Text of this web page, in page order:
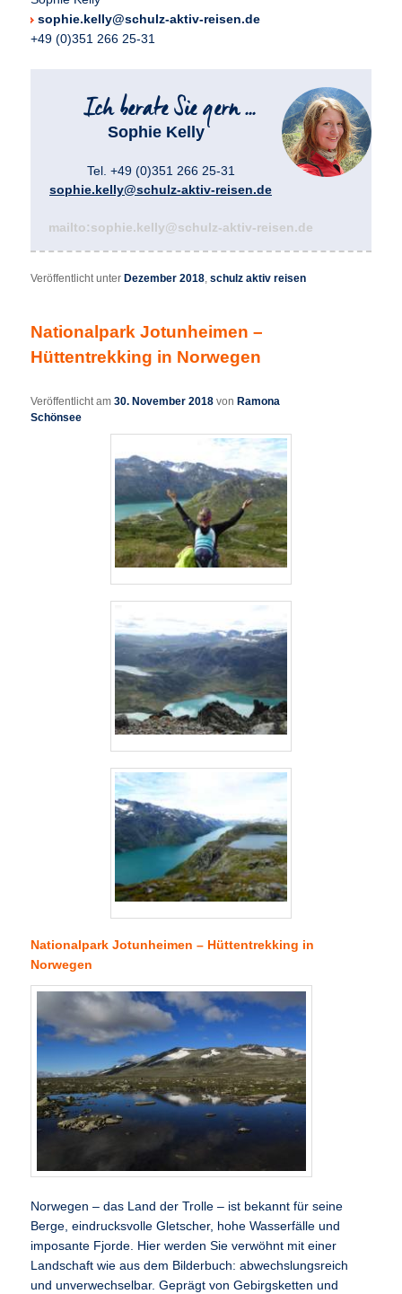
sophie.kelly@schulz-aktiv-reisen.de
+49 (0)351 266 25-31
Sophie Kelly
Tel. +49 (0)351 266 25-31
sophie.kelly@schulz-aktiv-reisen.de
mailto:sophie.kelly@schulz-aktiv-reisen.de
Veröffentlicht unter Dezember 2018,schulz aktiv reisen
Nationalpark Jotunheimen –
Hüttentrekking in Norwegen
Veröffentlicht am30. November 2018 vonRamona
Schönsee
Nationalpark Jotunheimen – Hüttentrekking in
Norwegen
Norwegen – das Land der Trolle – ist bekannt für seine
Berge, eindrucksvolle Gletscher, hohe Wasserfälle und
imposante Fjorde. Hier werden Sie verwöhnt mit einer
Landschaft wie aus dem Bilderbuch: abwechslungsreich
und unverwechselbar. Geprägt von Gebirgsketten und